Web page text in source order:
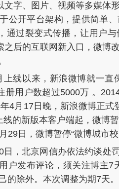
文字、图片、视频等多媒体
公开平台架构，提供简单
通过裂变式传播，让用户与
之后的互联网新入口，微博
上线以来，新浪微博就一直
册用户数超过5000万 。
4月17日晚，新浪微博正式
线的新版本客户端起，微博
29日，微博暂停“微博城市校
日，北京网信办依法约谈处
户发布评论，须关注博主7
的除外。本次调整为期7天。